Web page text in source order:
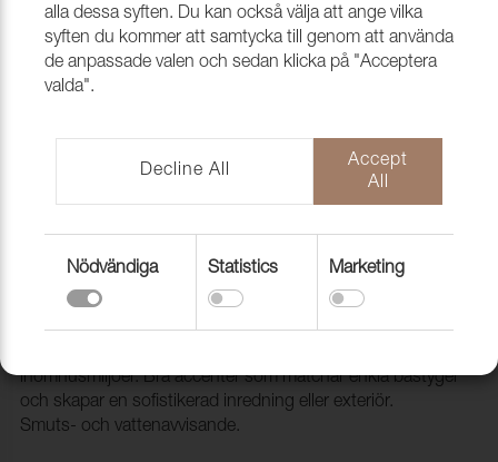
Tyg Veranda Paddle 10 Espresso
1037302
inomhusmiljöer. Bra accenter som matchar enkla bastyger
och skapar en sofistikerad inredning eller exteriör.
Smuts- och vattenavvisande.
alla dessa syften. Du kan också välja att ange vilka
syften du kommer att samtycka till genom att använda
de anpassade valen och sedan klicka på "Acceptera
valda".
Decline All
Accept
All
Nödvändiga Statistics Marketing